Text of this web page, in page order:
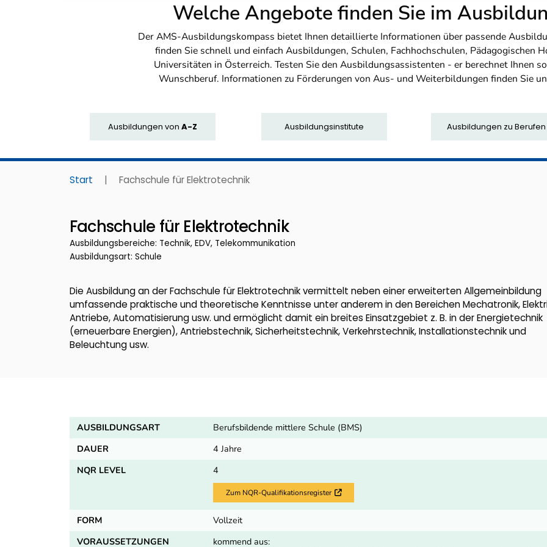
Welche Angebote finden Sie im
Der AMS-Ausbildungskompass bietet Ihnen detaillierte Informationen über passende
finden Sie schnell und einfach Ausbildungen, Schulen, Fachhochschulen, Pädagogischen
Universitäten in Österreich. Testen Sie den Ausbildungsassistenten - er berechnet Ihnen
Wunschberuf. Informationen zu Förderungen von Aus- und Weiterbildungen finden Sie
Ausbildungen von A-Z Ausbildungsinstitute Ausbildungen zu Berufen
Start | Fachschule für Elektrotechnik
Fachschule für Elektrotechnik
Ausbildungsbereiche: Technik, EDV, Telekommunikation
Ausbildungsart: Schule
Die Ausbildung an der Fachschule für Elektrotechnik vermittelt neben einer erweiterten Allgemeinbildung
umfassende praktische und theoretische Kenntnisse unter anderem in den Bereichen Mechatronik,
Antriebe, Automatisierung usw. und ermöglicht damit ein breites Einsatzgebiet z. B. in der Energietechnik
(erneuerbare Energien), Antriebstechnik, Sicherheitstechnik, Verkehrstechnik, Installationstechnik und
Beleuchtung usw.
AUSBILDUNGSART
Berufsbildende mittlere Schule (BMS)
DAUER
4 Jahre
NQR LEVEL
4
Zum NQR-Qualifikationsregister Externer Link
FORM
Vollzeit
VORAUSSETZUNGEN
kommend aus: